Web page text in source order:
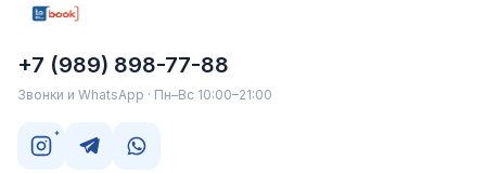
+7 (989) 898-77-88
Звонки и WhatsApp · Пн–Вс 10:00–21:00
*